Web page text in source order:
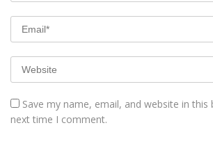
Save my name, email, and website in
next time I comment.